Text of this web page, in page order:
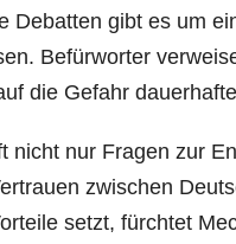
Debatten gibt es um
Befürworter
die Gefahr
nicht nur Fragen zur
zwischen
setzt, fürchtet